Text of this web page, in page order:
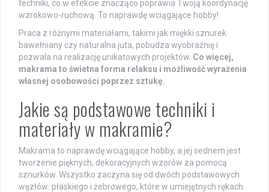
techniki, co w efekcie znacząco poprawia Twoją koordynację
wzrokowo-ruchową. To naprawdę wciągające hobby!
Praca z różnymi materiałami, takimi jak miękki sznurek
bawełniany czy naturalna juta, pobudza wyobraźnię i
pozwala na realizację unikatowych projektów. Co więcej,
makrama to świetna forma relaksu i możliwość wyrażenia
własnej osobowości poprzez sztukę.
Jakie są podstawowe techniki i
materiały w makramie?
Makrama to naprawdę wciągające hobby, a jej sednem jest
tworzenie pięknych, dekoracyjnych wzorów za pomocą
sznurków. Wszystko zaczyna się od dwóch podstawowych
węzłów: płaskiego i żebrowego, które w umiejętnych rękach